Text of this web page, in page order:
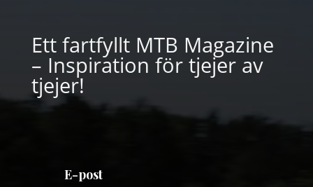
Ett fartfyllt MTB Magazine
– Inspiration för tjejer av
tjejer!
E-post